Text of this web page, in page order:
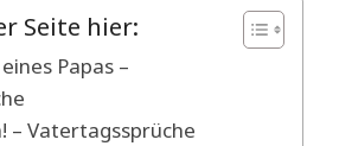
Seite hier:
Papas –
– Vatertagssprüche